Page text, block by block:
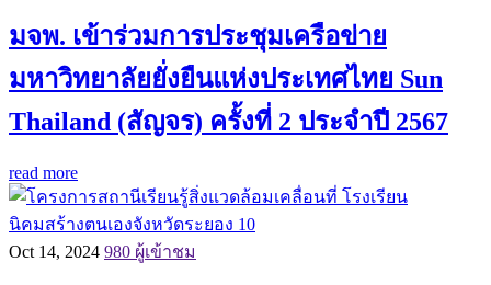
มจพ. เข้าร่วมการประชุมเครือข่าย
มหาวิทยาลัยยั่งยืนแห่งประเทศไทย Sun
Thailand (สัญจร) ครั้งที่ 2 ประจำปี 2567
read more
Oct 14, 2024 980 ผู้เข้าชม